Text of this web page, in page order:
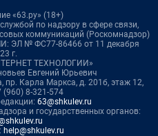
«63.ру» (18+)
по надзору в сфере связи,
коммуникаций (Роскомнадзор)
ЭЛ № ФС77-86466 от 11 декабря
г.
ТЕХНОЛОГИИ»
Евгений Юрьевич
пр. Карла Маркса, д. 201б, этаж 12,
(960) 8-321-574
63@shkulev.ru
и государственных органов:
help@shkulev.ru